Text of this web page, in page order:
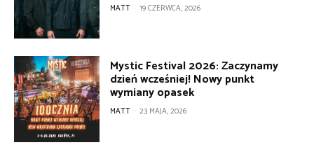
MATT - 19 CZERWCA, 2026
Mystic Festival 2026: Zaczynamy
dzień wcześniej! Nowy punkt
wymiany opasek
MATT - 23 MAJA, 2026